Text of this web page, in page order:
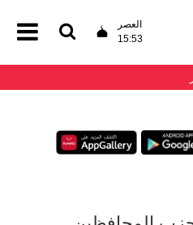
العصر
15:53